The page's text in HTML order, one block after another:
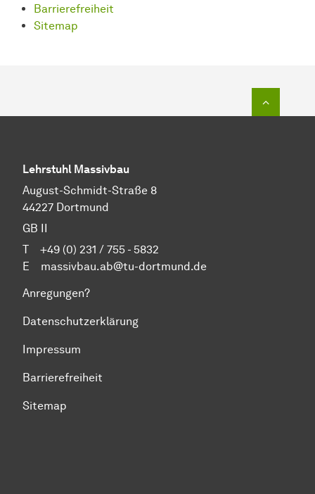
Barrierefreiheit
Sitemap
Lehrstuhl Massivbau
August-Schmidt-Straße 8
44227 Dortmund
GB II
T +49 (0) 231 / 755 - 5832
E massivbau.ab@tu-dortmund.de
Anregungen?
Datenschutzerklärung
Impressum
Barrierefreiheit
Sitemap